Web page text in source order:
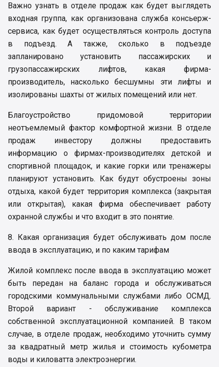
Важно узнать в отделе продаж как будет выглядеть
входная группа, как организована служба консьерж-
сервиса, как будет осуществляться контроль доступа
в подъезд. А также, сколько в подъезде
запланировано установить пассажирских и
грузопассажирских лифтов, какая фирма-
производитель, насколько бесшумны эти лифты и
изолированы шахты от жилых помещений или нет.
Благоустройство придомовой территории
неотъемлемый фактор комфортной жизни. В отделе
продаж инвестору должны предоставить
информацию о фирмах-производителях детской и
спортивной площадок, и какие горки или тренажеры
планируют установить. Как будут обустроены зоны
отдыха, какой будет территория комплекса (закрытая
или открытая), какая фирма обеспечивает работу
охранной службы и что входит в это понятие.
8. Какая организация будет обслуживать дом после
ввода в эксплуатацию, и по каким тарифам
Жилой комплекс после ввода в эксплуатацию может
быть передан на баланс города и обслуживаться
городскими коммунальными службами либо ОСМД.
Второй вариант - обслуживание комплекса
собственной эксплуатационной компанией. В таком
случае, в отделе продаж, необходимо уточнить сумму
за квадратный метр жилья и стоимость кубометра
воды и киловатта электроэнергии.